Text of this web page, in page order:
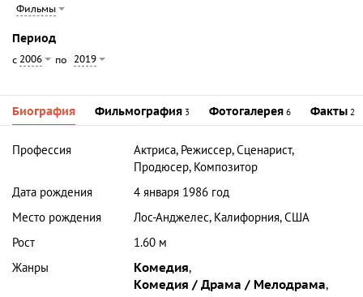
Фильмы
Период
с 2006 по 2019
Биография Фильмография 3 Фотогалерея 6 Факты 2
Профессия
Актриса, Режиссер, Сценарист,
Продюсер, Композитор
Дата рождения
4 января 1986 год
Место рождения
Лос-Анджелес, Калифорния, США
Рост
1.60 м
Жанры
Комедия,
Комедия / Драма / Мелодрама,